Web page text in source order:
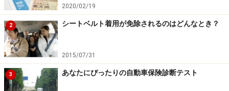
2020/02/19
2 シートベルト着用が免除されるのはどんなとき？
2015/07/31
3 あなたにぴったりの自動車保険診断テスト